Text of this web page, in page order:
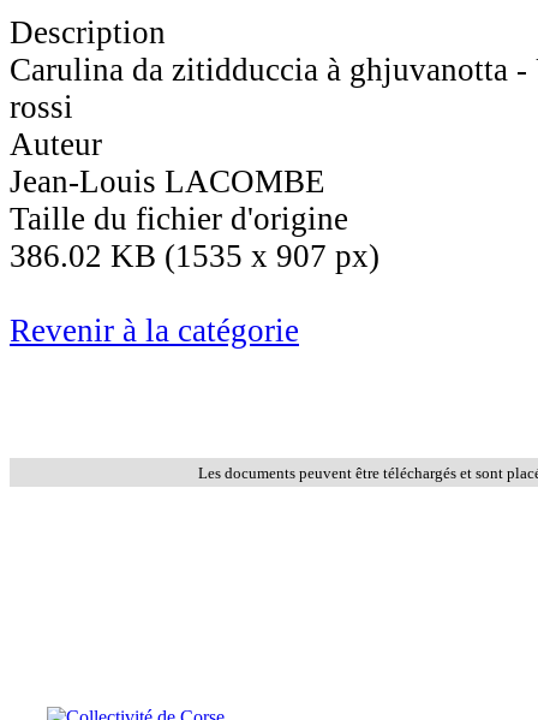
Description
Carulina da zitidduccia à ghjuvanotta
rossi
Auteur
Jean-Louis LACOMBE
Taille du fichier d'origine
386.02 KB (1535 x 907 px)
Revenir à la catégorie
Les documents peuvent être téléchargés et sont